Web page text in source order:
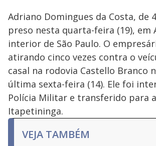
Adriano Domingues da Costa, de
preso nesta quarta-feira (19), em
interior de São Paulo. O
atirando cinco vezes contra o
casal na rodovia Castello Branco
última sexta-feira (14). Ele foi
Polícia Militar e transferido para
Itapetininga.
VEJA TAMBÉM